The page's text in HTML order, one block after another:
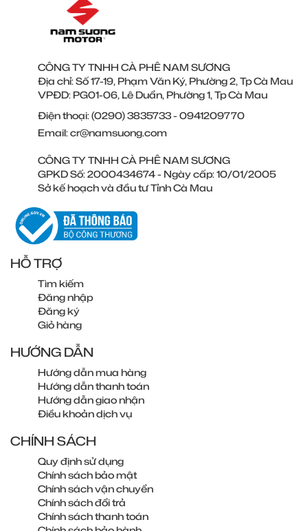
CÔNG TY TNHH CÀ PHÊ NAM SƯƠNG
Địa chỉ: Số 17-19, Phạm Văn Ký, Phường 2, Tp Cà Mau
VPĐD: PG01-06, Lê Duẩn, Phường 1, Tp Cà Mau
Điện thoại:(0290) 3835733- 0941209770
Email:cr@namsuong.com
CÔNG TY TNHH CÀ PHÊ NAM SƯƠNG
GPKD Số: 2000434674 - Ngày cấp: 10/01/2005
Sở kế hoạch và đầu tư Tỉnh Cà Mau
HỖ TRỢ
Tìm kiếm
Đăng nhập
Đăng ký
Giỏ hàng
HƯỚNG DẪN
Hướng dẫn mua hàng
Hướng dẫn thanh toán
Hướng dẫn giao nhận
Điều khoản dịch vụ
CHÍNH SÁCH
Quy định sử dụng
Chính sách bảo mật
Chính sách vận chuyển
Chính sách đổi trả
Chính sách thanh toán